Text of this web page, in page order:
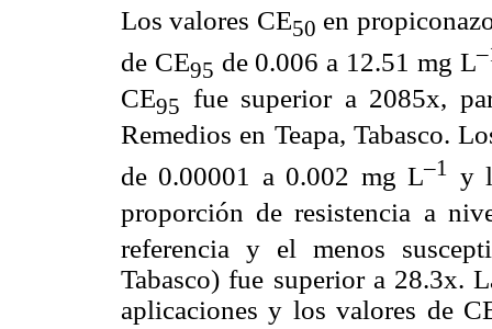
Los valores CE50 en
de CE95 de 0.006 a 12.51 mg L
CE95 fue superior a 2085x,
Remedios en Teapa, Tabasco.
de 0.00001 a 0.002 mg L–1
y
proporción de resistencia a
referencia y el menos
Tabasco) fue superior a 28.3x.
aplicaciones y los valores de